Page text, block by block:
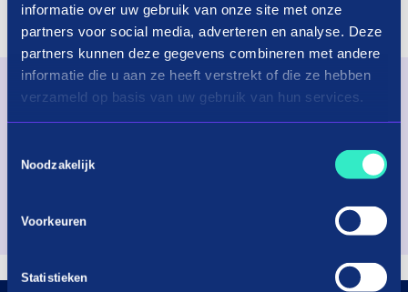
informatie over uw gebruik van onze site met onze
partners voor social media, adverteren en analyse. Deze
partners kunnen deze gegevens combineren met andere
informatie die u aan ze heeft verstrekt of die ze hebben
verzameld op basis van uw gebruik van hun services.
Noodzakelijk
Voorkeuren
Statistieken
XXL scooters Arnhem
Shop instore with in3